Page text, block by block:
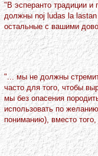
"В эсперанто традиции
должны noj ludas la lastan
остальные с вашими
"... мы не должны
часто для того, чтобы
мы без опасения
использовать по
пониманию), вместо